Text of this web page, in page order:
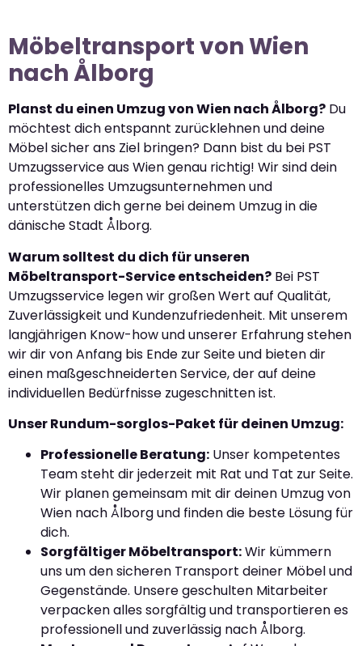
Möbeltransport von Wien
nach Ålborg
Planst du einen Umzug von Wien nach Ålborg? Du
möchtest dich entspannt zurücklehnen und deine
Möbel sicher ans Ziel bringen? Dann bist du bei PST
Umzugsservice aus Wien genau richtig! Wir sind dein
professionelles Umzugsunternehmen und
unterstützen dich gerne bei deinem Umzug in die
dänische Stadt Ålborg.
Warum solltest du dich für unseren
Möbeltransport-Service entscheiden? Bei PST
Umzugsservice legen wir großen Wert auf Qualität,
Zuverlässigkeit und Kundenzufriedenheit. Mit unserem
langjährigen Know-how und unserer Erfahrung stehen
wir dir von Anfang bis Ende zur Seite und bieten dir
einen maßgeschneiderten Service, der auf deine
individuellen Bedürfnisse zugeschnitten ist.
Unser Rundum-sorglos-Paket für deinen Umzug:
Professionelle Beratung: Unser kompetentes
Team steht dir jederzeit mit Rat und Tat zur Seite.
Wir planen gemeinsam mit dir deinen Umzug von
Wien nach Ålborg und finden die beste Lösung für
dich.
Sorgfältiger Möbeltransport:Wir kümmern
uns um den sicheren Transport deiner Möbel und
Gegenstände. Unsere geschulten Mitarbeiter
verpacken alles sorgfältig und transportieren es
professionell und zuverlässig nach Ålborg.